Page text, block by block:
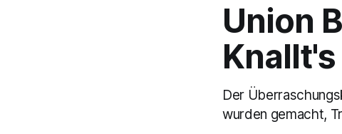
Union
Der
wurden gemacht,